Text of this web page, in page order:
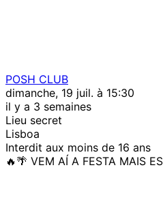
POSH CLUB
dimanche, 19 juil. à 15:30
il y a 3 semaines
Lieu secret
Lisboa
Interdit aux moins de 16 ans
🔥🌴 VEM AÍ A FESTA MAIS